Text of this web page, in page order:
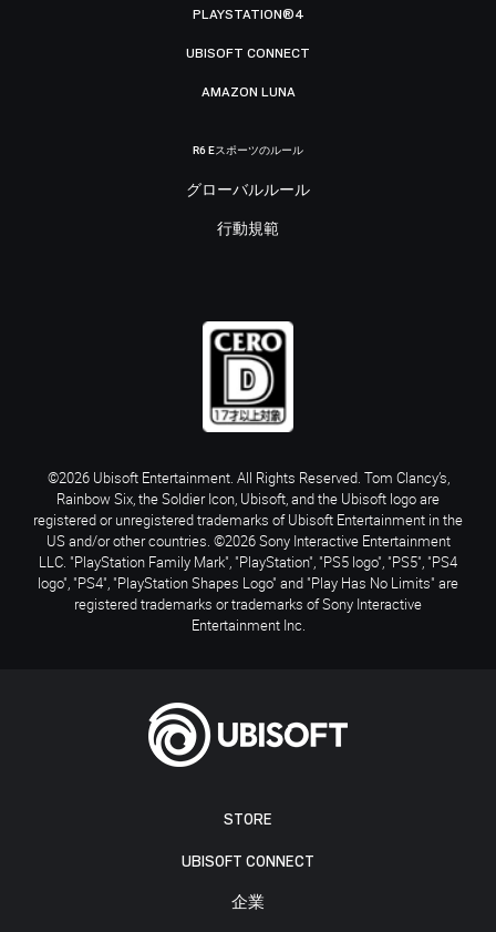
STORE
UBISOFT CONNECT
企業
PLAYSTATION®4
UBISOFT CONNECT
AMAZON LUNA
R6 Eスポーツのルール
グローバルルール
行動規範
©2026 Ubisoft Entertainment. All Rights Reserved. Tom Clancy’s,
Rainbow Six, the Soldier Icon, Ubisoft, and the Ubisoft logo are
registered or unregistered trademarks of Ubisoft Entertainment in the
US and/or other countries. ©2026 Sony Interactive Entertainment
LLC. "PlayStation Family Mark", "PlayStation", "PS5 logo", "PS5", "PS4
logo", "PS4", "PlayStation Shapes Logo" and "Play Has No Limits" are
registered trademarks or trademarks of Sony Interactive
Entertainment Inc.